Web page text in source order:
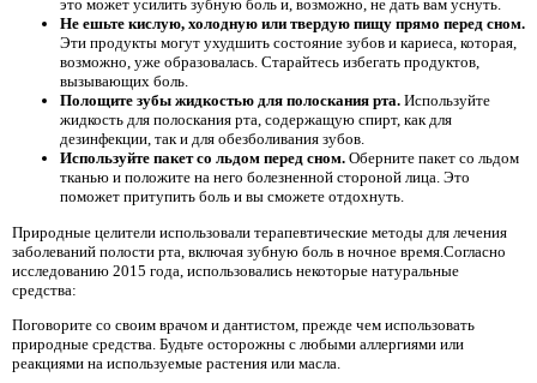
это может усилить зубную боль и, возможно, не дать вам уснуть.
Не ешьте кислую, холодную или твердую пищу прямо перед сном.
Эти продукты могут ухудшить состояние зубов и кариеса, которая,
возможно, уже образовалась. Старайтесь избегать продуктов,
вызывающих боль.
Полощите зубы жидкостью для полоскания рта. Используйте
жидкость для полоскания рта, содержащую спирт, как для
дезинфекции, так и для обезболивания зубов.
Используйте пакет со льдом перед сном. Оберните пакет со льдом
тканью и положите на него болезненной стороной лица. Это
поможет притупить боль и вы сможете отдохнуть.
Природные целители использовали терапевтические методы для лечения
заболеваний полости рта, включая зубную боль в ночное время.Согласно
исследованию 2015 года, использовались некоторые натуральные
средства:
Поговорите со своим врачом и дантистом, прежде чем использовать
природные средства. Будьте осторожны с любыми аллергиями или
реакциями на используемые растения или масла.